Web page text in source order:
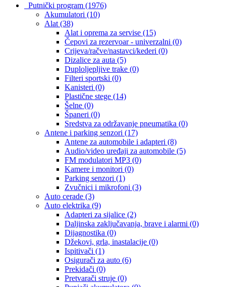
Putnički program (1976)
Akumulatori (10)
Alat (38)
Alat i oprema za servise (15)
Čepovi za rezervoar - univerzalni (0)
Crijeva/račve/nastavci/kederi (0)
Dizalice za auta (5)
Duploljepljive trake (0)
Filteri sportski (0)
Kanisteri (0)
Plastične stege (14)
Šelne (0)
Španeri (0)
Sredstva za održavanje pneumatika (0)
Antene i parking senzori (17)
Antene za automobile i adapteri (8)
Audio/video uređaji za automobile (5)
FM modulatori MP3 (0)
Kamere i monitori (0)
Parking senzori (1)
Zvučnici i mikrofoni (3)
Auto cerade (3)
Auto elektrika (9)
Adapteri za sijalice (2)
Daljinska zaključavanja, brave i alarmi (0)
Dijagnostika (0)
Džekovi, grla, inastalacije (0)
Ispitivači (1)
Osigurači za auto (6)
Prekidači (0)
Pretvarači struje (0)